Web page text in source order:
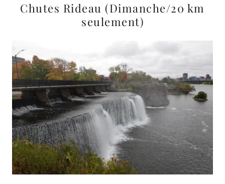
Chutes Rideau (Dimanche/20 km
seulement)